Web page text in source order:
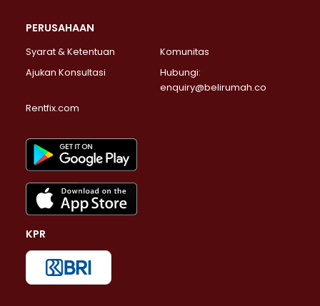
PERUSAHAAN
Syarat & Ketentuan
Komunitas
Ajukan Konsultasi
Hubungi:
enquiry@belirumah.co
Rentfix.com
KPR